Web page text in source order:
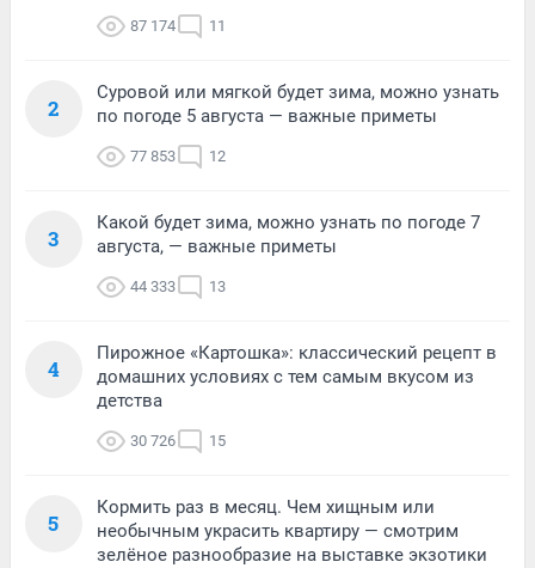
87 174 11
2
Суровой или мягкой будет зима, можно узнать
по погоде 5 августа — важные приметы
77 853 12
3
Какой будет зима, можно узнать по погоде 7
августа, — важные приметы
44 333 13
4
Пирожное «Картошка»: классический рецепт в
домашних условиях с тем самым вкусом из
детства
30 726 15
5
Кормить раз в месяц. Чем хищным или
необычным украсить квартиру — смотрим
зелёное разнообразие на выставке экзотики